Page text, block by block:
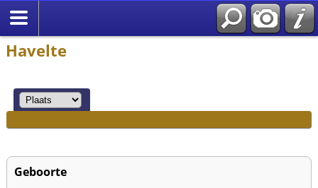
Havelte
Geboorte